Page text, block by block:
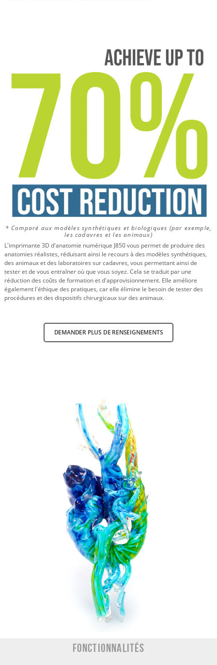
* Comparé aux modèles synthétiques et biologiques (par exemple,
les cadavres et les animaux)
L'imprimante 3D d'anatomie numérique J850 vous permet de produire des
anatomies réalistes, réduisant ainsi le recours à des modèles synthétiques,
des animaux et des laboratoires sur cadavres, vous permettant ainsi de
tester et de vous entraîner où que vous soyez. Cela se traduit par une
réduction des coûts de formation et d'approvisionnement. Elle améliore
également l'éthique des pratiques, car elle élimine le besoin de tester des
procédures et des dispositifs chirurgicaux sur des animaux.
DEMANDER PLUS DE RENSEIGNEMENTS
Fonctionnalités